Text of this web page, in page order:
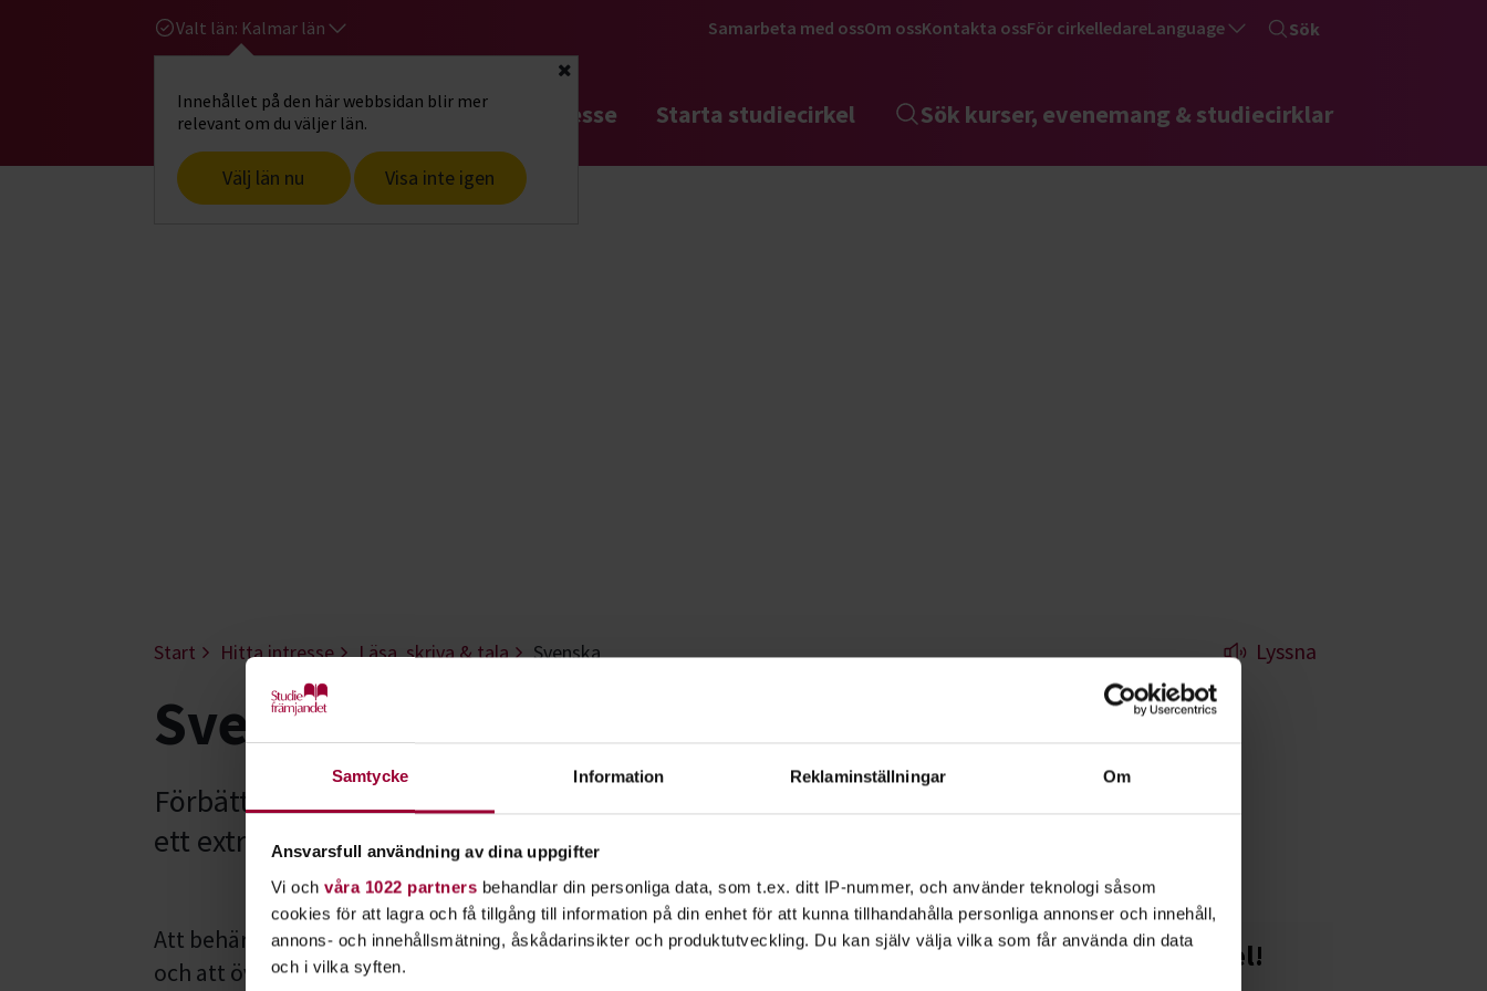
Samtycke Information Reklaminställningar Om
Ansvarsfull användning av dina uppgifter
Vi och våra 1022 partners behandlar din personliga data, som t.ex. ditt IP-nummer, och använder teknologi såsom
cookies för att lagra och få tillgång till information på din enhet för att kunna tillhandahålla personliga annonser och innehåll,
annons- och innehållsmätning, åskådarinsikter och produktutveckling. Du kan själv välja vilka som får använda din data
och i vilka syften.
Valt län: Kalmar län
Innehållet på den här webbsidan blir mer
relevant om du väljer län.
Välj län nu Visa inte igen
Stäng
Samarbeta med ossOm ossKontakta ossFör cirkelledareLanguage Sök
Gå till studiefrämjandets startsidaHitta intresse Starta studiecirkel Sök kurser, evenemang & studiecirklar
Start Hitta intresse Läsa, skriva & tala Svenska Lyssna
Svenska - Kalmar
Förbättra dina kunskaper i svenska. Kanske har du ett annat modersmål eller bara
ett extra stort intresse för just det svenska språket.
Att behärska ett nytt språk handlar om att lära sig nya ord, grammatik, uttal
och att öva mycket. Att lära sig tillsammans med andra gör språkinlärningen
Starta en studiecirkel!